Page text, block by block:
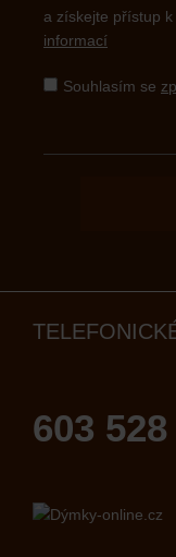
a získejte přístup
informací
Souhlasím se
603